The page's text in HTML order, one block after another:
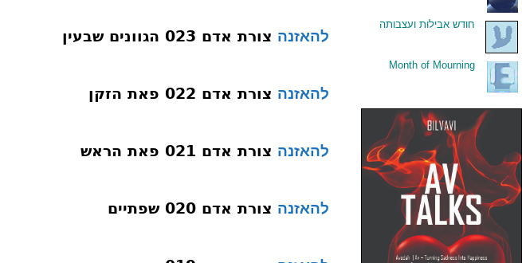
להאזנה צורת אדם 023 הגוונים שבעין
להאזנה צורת אדם 022 פאת הזקן
להאזנה צורת אדם 021 פאת הראש
להאזנה צורת אדם 020 שפתיים
חודש אבילות ועצבותה
Month of Mourning